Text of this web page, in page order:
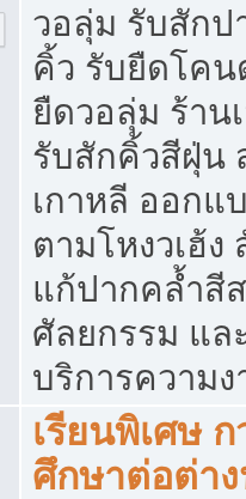
วอลุ่ม รับสักป
คิ้ว รับยืดโค
ยืดวอลุ่ม ร้าน
รับสักคิ้วสีฝุ่น
เกาหลี ออกแ
ตามโหงวเฮ้ง
แก้ปากคล้ำสี
ศัลยกรรม แล
บริการความ
เรียนพิเศษ
ศึกษาต่อต่าง